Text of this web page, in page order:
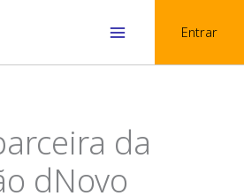
Entrar
da
dNovo